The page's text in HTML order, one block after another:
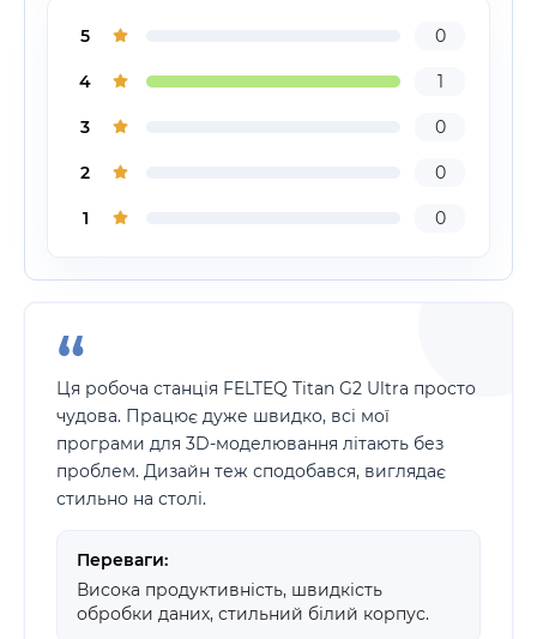
5 0
4 1
3 0
2 0
1 0
Ця робоча станція FELTEQ Titan G2 Ultra просто
чудова. Працює дуже швидко, всі мої
програми для 3D-моделювання літають без
проблем. Дизайн теж сподобався, виглядає
стильно на столі.
Переваги:
Висока продуктивність, швидкість
обробки даних, стильний білий корпус.